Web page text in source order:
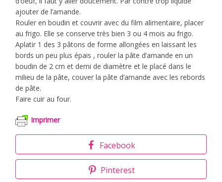
ajouter de l’amande.
Rouler en boudin et couvrir avec du film alimentaire, placer
au frigo. Elle se conserve très bien 3 ou 4 mois au frigo.
Aplatir 1 des 3 pâtons de forme allongées en laissant les
bords un peu plus épais , rouler la pâte d’amande en un
boudin de 2 cm et demi de diamètre et le placé dans le
milieu de la pâte, couver la pâte d’amande avec les rebords
de pâte.
Faire cuir au four.
Imprimer
Facebook
Pinterest